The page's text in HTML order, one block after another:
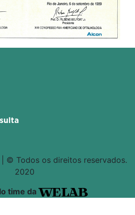
© Todos os direitos reservados.
2020
time da